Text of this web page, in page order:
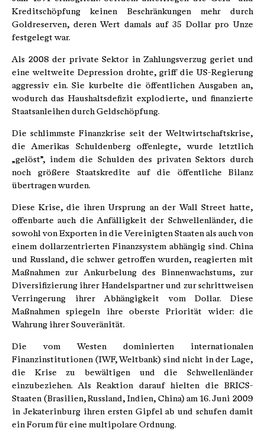
Kreditschöpfung keinen Beschränkungen mehr durch
Goldreserven, deren Wert damals auf 35 Dollar pro Unze
festgelegt war.
Als 2008 der private Sektor in Zahlungsverzug geriet und
eine weltweite Depression drohte, griff die US-Regierung
aggressiv ein. Sie kurbelte die öffentlichen Ausgaben an,
wodurch das Haushaltsdefizit explodierte, und finanzierte
Staatsanleihen durch Geldschöpfung.
Die schlimmste Finanzkrise seit der Weltwirtschaftskrise,
die Amerikas Schuldenberg offenlegte, wurde letztlich
„gelöst”, indem die Schulden des privaten Sektors durch
noch größere Staatskredite auf die öffentliche Bilanz
übertragen wurden.
Diese Krise, die ihren Ursprung an der Wall Street hatte,
offenbarte auch die Anfälligkeit der Schwellenländer, die
sowohl von Exporten in die Vereinigten Staaten als auch von
einem dollarzentrierten Finanzsystem abhängig sind. China
und Russland, die schwer getroffen wurden, reagierten mit
Maßnahmen zur Ankurbelung des Binnenwachstums, zur
Diversifizierung ihrer Handelspartner und zur schrittweisen
Verringerung ihrer Abhängigkeit vom Dollar. Diese
Maßnahmen spiegeln ihre oberste Priorität wider: die
Wahrung ihrer Souveränität.
Die vom Westen dominierten internationalen
Finanzinstitutionen (IWF, Weltbank) sind nicht in der Lage,
die Krise zu bewältigen und die Schwellenländer
einzubeziehen. Als Reaktion darauf hielten die BRICS-
Staaten (Brasilien, Russland, Indien, China) am 16. Juni 2009
in Jekaterinburg ihren ersten Gipfel ab und schufen damit
ein Forum für eine multipolare Ordnung.